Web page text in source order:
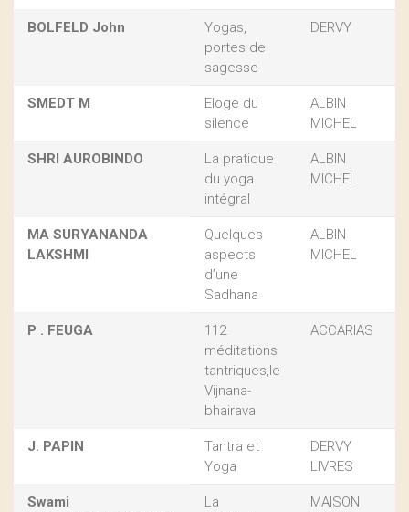
BOLFELD John
Yogas,
portes de
sagesse
DERVY
SMEDT M
Eloge du
silence
ALBIN
MICHEL
SHRI AUROBINDO
La pratique
du yoga
intégral
ALBIN
MICHEL
MA SURYANANDA
LAKSHMI
Quelques
aspects
d’une
Sadhana
ALBIN
MICHEL
P . FEUGA
112
méditations
tantriques,le
Vijnana-
bhairava
ACCARIAS
J. PAPIN
Tantra et
Yoga
DERVY
LIVRES
Swami
La
MAISON